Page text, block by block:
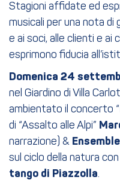
Stagioni affidate ed
musicali per una nota di
e ai soci, alle clienti e ai
esprimono fiducia
Domenica 24
nel Giardino di Villa
ambientato il concerto
di “Assalto alle Alpi”
narrazione) &
sul ciclo della natura con
tango di Piazzolla.